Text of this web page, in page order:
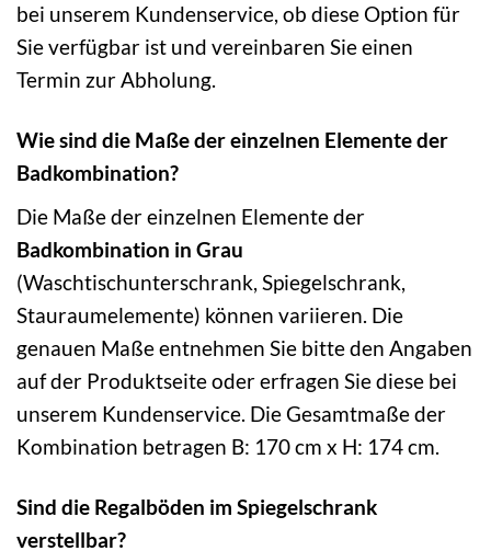
bei unserem Kundenservice, ob diese Option für
Sie verfügbar ist und vereinbaren Sie einen
Termin zur Abholung.
Wie sind die Maße der einzelnen Elemente der
Badkombination?
Die Maße der einzelnen Elemente der
Badkombination in Grau
(Waschtischunterschrank, Spiegelschrank,
Stauraumelemente) können variieren. Die
genauen Maße entnehmen Sie bitte den Angaben
auf der Produktseite oder erfragen Sie diese bei
unserem Kundenservice. Die Gesamtmaße der
Kombination betragen B: 170 cm x H: 174 cm.
Sind die Regalböden im Spiegelschrank
verstellbar?